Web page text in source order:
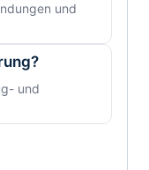
und
und